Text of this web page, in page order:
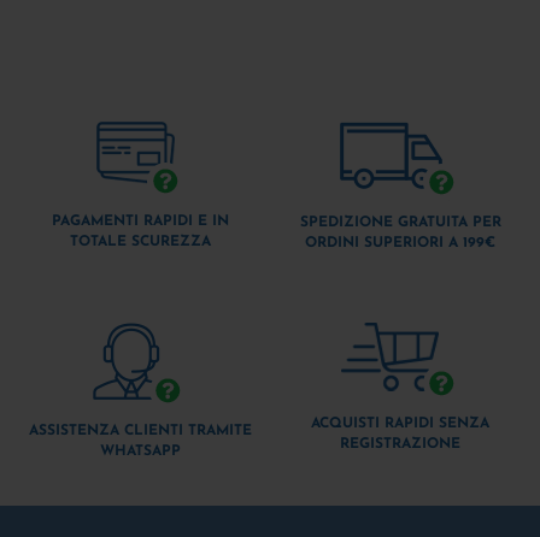
PAGAMENTI RAPIDI E IN
TOTALE SCUREZZA
SPEDIZIONE GRATUITA PER
ORDINI SUPERIORI A 199€
ASSISTENZA CLIENTI TRAMITE
WHATSAPP
ACQUISTI RAPIDI SENZA
REGISTRAZIONE